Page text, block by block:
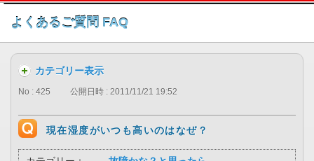
このページの本文へ
よくあるご質問 FAQ
カテゴリー表示
No : 425 公開日時 : 2011/11/21 19:52
現在湿度がいつも高いのはなぜ？